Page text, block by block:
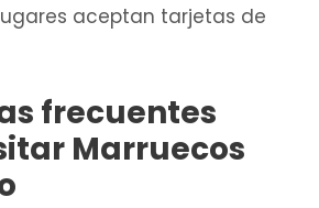
aceptan tarjetas de
frecuentes
Marruecos